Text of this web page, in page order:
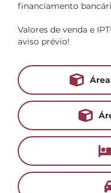
financiamento
Valores de venda e
aviso prévio!